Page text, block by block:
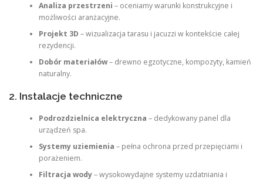
Analiza przestrzeni – oceniamy warunki konstrukcyjne i
możliwości aranżacyjne.
Projekt 3D – wizualizacja tarasu i jacuzzi w kontekście całej
rezydencji.
Dobór materiałów– drewno egzotyczne, kompozyty, kamień
naturalny.
2. Instalacje techniczne
Podrozdzielnica elektryczna – dedykowany panel dla
urządzeń spa.
Systemy uziemienia – pełna ochrona przed przepięciami i
porażeniem.
Filtracja wody– wysokowydajne systemy uzdatniania i